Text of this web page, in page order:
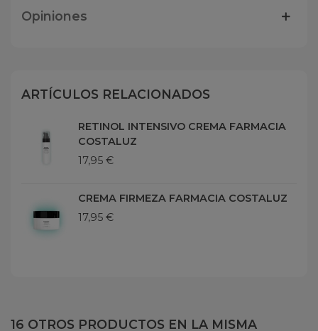
Opiniones
ARTÍCULOS RELACIONADOS
RETINOL INTENSIVO CREMA FARMACIA
COSTALUZ
17,95 €
CREMA FIRMEZA FARMACIA COSTALUZ
17,95 €
16 OTROS PRODUCTOS EN LA MISMA